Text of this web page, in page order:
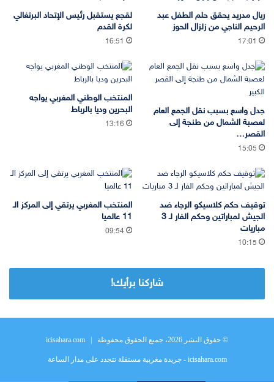
ريال مدريد يحقق حلم الطفل عبد
الرحيم الناجي من زلزال الحوز
17:01
لقجع يستقبل رئيس الإتحاد البرتغالي
لكرة القدم
16:51
جدل واسع بسبب نقل الجمع العام
لعصبة الشمال من طنجة إلى
القصر…
15:05
المنتخب الوطني المغربي يواجه
البحرين وديا بالرباط
13:16
توقيف حكم كلاسيكو الرجاء ضد
الجيش لمباراتين وحكم الفار لـ 3
مباريات
10:15
المنتخب المغربي يرتقي إلى المركز الـ
11 عالميا
09:54
شاركنا برأيك!
© حقوق النشر 2026، جميع الحقوق محفوظة | icisahara.com
icisahara.com - جريدة مغربية مستقلة تتجدد على مدار الساعة